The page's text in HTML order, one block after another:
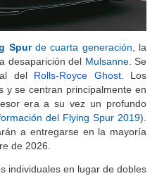
Spurde cuarta generación , la
desaparición del Mulsanne. Se
del Rolls-Royce Ghost. Los
y se centran principalmente en
era a su vez un profundo
del Flying Spur 2019).
a entregarse en la mayoría
de 2026.
individuales en lugar de dobles